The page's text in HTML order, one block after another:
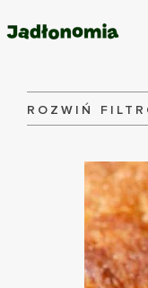
ROZWIŃ
Składniki: